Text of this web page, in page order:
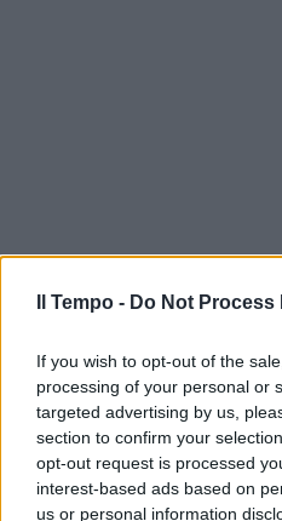
Il Tempo - Do Not
If you wish to opt-out of the
processing of your personal or
targeted advertising by us,
section to confirm your
opt-out request is processed
interest-based ads based on
us or personal information